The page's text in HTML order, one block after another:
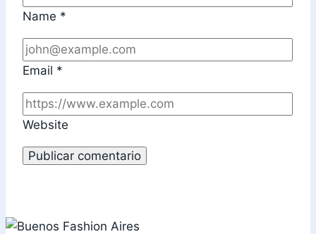
Name *
Email *
Website